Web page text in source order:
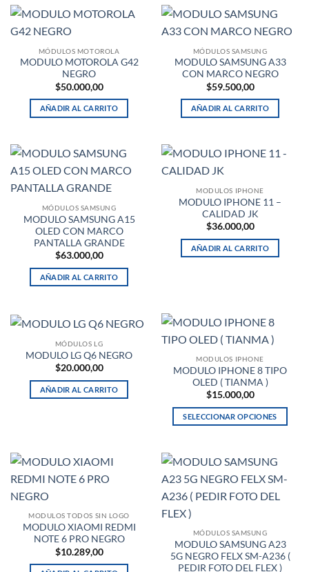
MÓDULOS MOTOROLA
MODULO MOTOROLA G42
NEGRO
$50.000,00
AÑADIR AL CARRITO
MÓDULOS SAMSUNG
MODULO SAMSUNG A33
CON MARCO NEGRO
$59.500,00
AÑADIR AL CARRITO
MÓDULOS SAMSUNG
MODULO SAMSUNG A15
OLED CON MARCO
PANTALLA GRANDE
$63.000,00
AÑADIR AL CARRITO
MODULOS IPHONE
MODULO IPHONE 11 –
CALIDAD JK
$36.000,00
AÑADIR AL CARRITO
MÓDULOS LG
MODULO LG Q6 NEGRO
$20.000,00
AÑADIR AL CARRITO
MODULOS IPHONE
MODULO IPHONE 8 TIPO
OLED ( TIANMA )
$15.000,00
SELECCIONAR OPCIONES
tiene
múltiples
variantes.
se
pueden
elegir
MODULOS TODOS SIN LOGO
MODULO XIAOMI REDMI
NOTE 6 PRO NEGRO
$10.289,00
MÓDULOS SAMSUNG
MODULO SAMSUNG A23
5G NEGRO FELX SM-A236 (
PEDIR FOTO DEL FLEX )